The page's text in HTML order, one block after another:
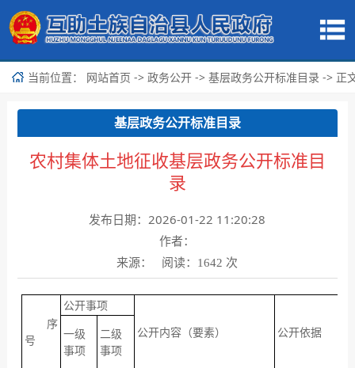
当前位置： 网站首页 -> 政务公开 -> 基层政务公开标准目录 -> 正
基层政务公开标准目录
农村集体土地征收基层政务公开标准目
录
发布日期：2026-01-22 11:20:28
作者：
来源： 阅读：
1642 次
序
号
公开事项
公开内容（要素）
公开依据
一级
事项
二级
事项